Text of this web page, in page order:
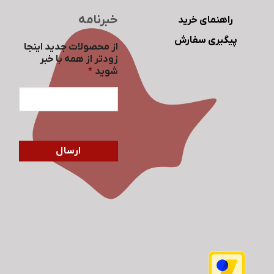
راهنمای خرید
پیگیری سفارش
خبرنامه
از محصولات جدید اینجا
زودتر از همه با خبر
شوید *